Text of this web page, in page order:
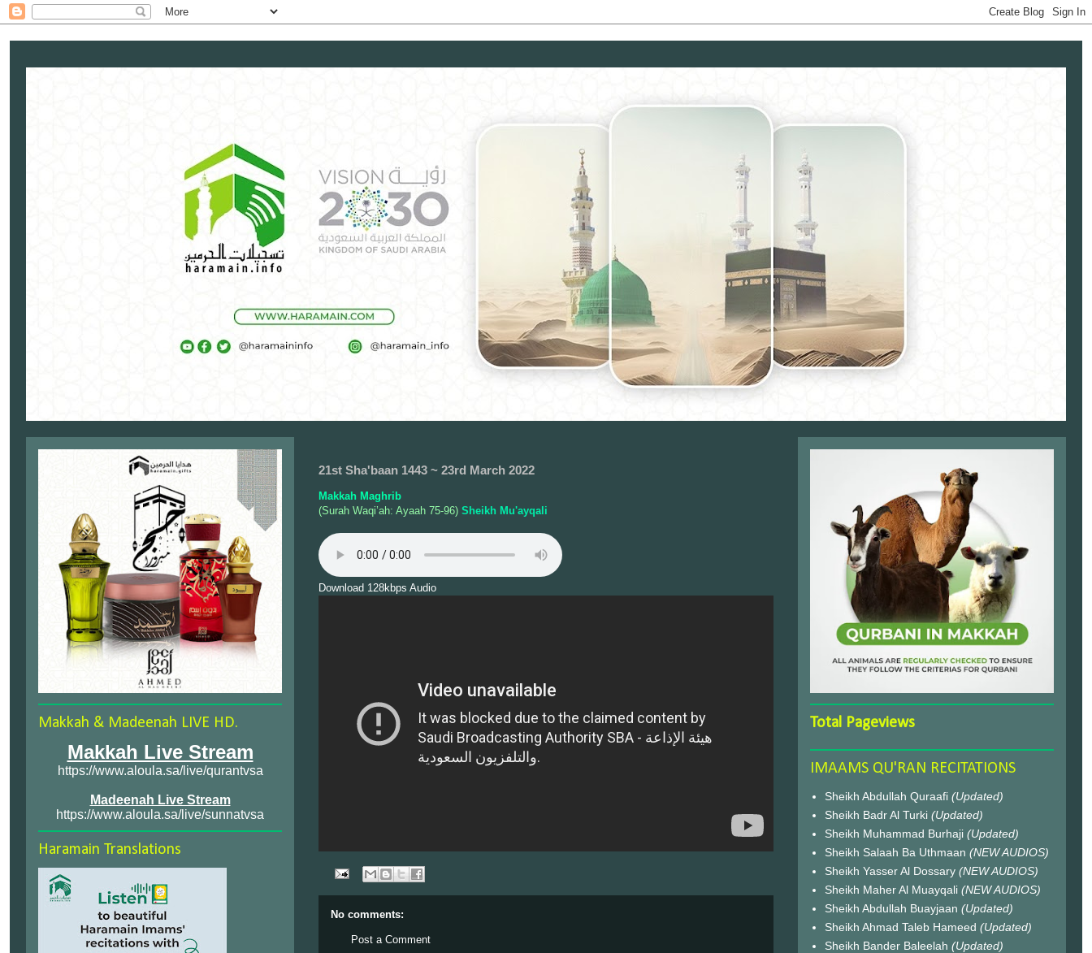
21st Sha'baan 1443 ~ 23rd March 2022
Makkah Maghrib
(Surah Waqi’ah: Ayaah 75-96) Sheikh Mu'ayqali
Download 128kbps Audio
No comments:
Post a Comment
Makkah & Madeenah LIVE HD.
Makkah Live Stream
https://www.aloula.sa/live/qurantvsa
Madeenah Live Stream
https://www.aloula.sa/live/sunnatvsa
Haramain Translations
Total Pageviews
IMAAMS QU'RAN RECITATIONS
Sheikh Abdullah Quraafi (Updated)
Sheikh Badr Al Turki (Updated)
Sheikh Muhammad Burhaji (Updated)
Sheikh Salaah Ba Uthmaan (NEW AUDIOS)
Sheikh Yasser Al Dossary (NEW AUDIOS)
Sheikh Maher Al Muayqali (NEW AUDIOS)
Sheikh Abdullah Buayjaan (Updated)
Sheikh Ahmad Taleb Hameed (Updated)
Sheikh Bander Baleelah (Updated)